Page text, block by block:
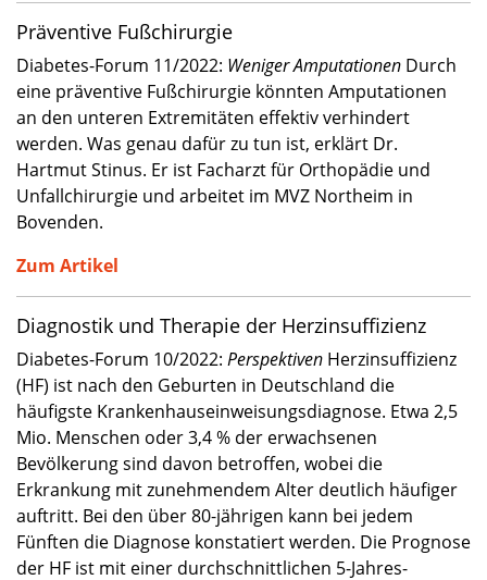
Präventive Fußchirurgie
Diabetes-Forum 11/2022: Weniger Amputationen Durch
eine präventive Fußchirurgie könnten Amputationen
an den unteren Extremitäten effektiv verhindert
werden. Was genau dafür zu tun ist, erklärt Dr.
Hartmut Stinus. Er ist Facharzt für Orthopädie und
Unfallchirurgie und arbeitet im MVZ Northeim in
Bovenden.
Zum Artikel
Diagnostik und Therapie der Herzinsuffizienz
Diabetes-Forum 10/2022: Perspektiven Herzinsuffizienz
(HF) ist nach den Geburten in Deutschland die
häufigste Krankenhauseinweisungsdiagnose. Etwa 2,5
Mio. Menschen oder 3,4 % der erwachsenen
Bevölkerung sind davon betroffen, wobei die
Erkrankung mit zunehmendem Alter deutlich häufiger
auftritt. Bei den über 80-jährigen kann bei jedem
Fünften die Diagnose konstatiert werden. Die Prognose
der HF ist mit einer durchschnittlichen 5-Jahres-